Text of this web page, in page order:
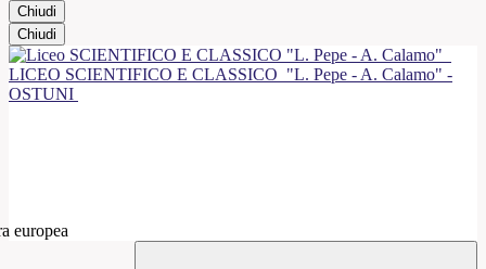
Chiudi
Chiudi
LICEO SCIENTIFICO E CLASSICO "L. Pepe - A. Calamo" -
OSTUNI